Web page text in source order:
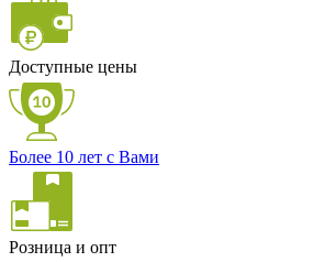
Доступные цены
Более 10 лет с Вами
Розница и опт